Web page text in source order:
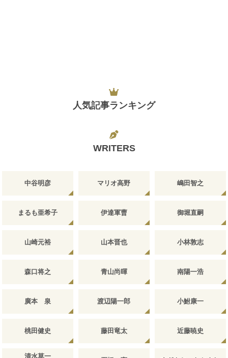
人気記事ランキング
WRITERS
中谷明彦 マリオ高野 嶋田智之
まるも亜希子 伊達軍曹 御堀直嗣
山崎元裕 山本晋也 小林敦志
森口将之 青山尚暉 南陽一浩
廣本 泉 渡辺陽一郎 小鮒康一
桃田健史 藤田竜太 近藤暁史
清水草一